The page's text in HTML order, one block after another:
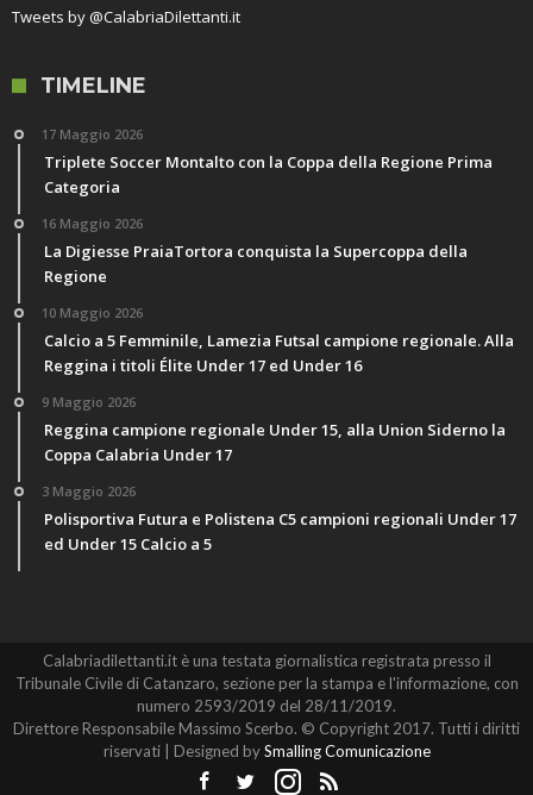
Tweets by @CalabriaDilettanti.it
TIMELINE
17 Maggio 2026
Triplete Soccer Montalto con la Coppa della Regione Prima
Categoria
16 Maggio 2026
La Digiesse PraiaTortora conquista la Supercoppa della
Regione
10 Maggio 2026
Calcio a 5 Femminile, Lamezia Futsal campione regionale. Alla
Reggina i titoli Élite Under 17 ed Under 16
9 Maggio 2026
Reggina campione regionale Under 15, alla Union Siderno la
Coppa Calabria Under 17
3 Maggio 2026
Polisportiva Futura e Polistena C5 campioni regionali Under 17
ed Under 15 Calcio a 5
Calabriadilettanti.it è una testata giornalistica registrata presso il
Tribunale Civile di Catanzaro, sezione per la stampa e l'informazione, con
numero 2593/2019 del 28/11/2019.
Direttore Responsabile Massimo Scerbo. © Copyright 2017. Tutti i diritti
riservati | Designed bySmalling Comunicazione